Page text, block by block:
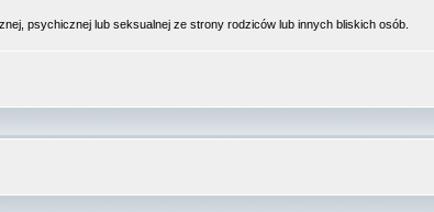
psychicznej lub seksualnej ze strony rodziców lub innych bliskich osób.